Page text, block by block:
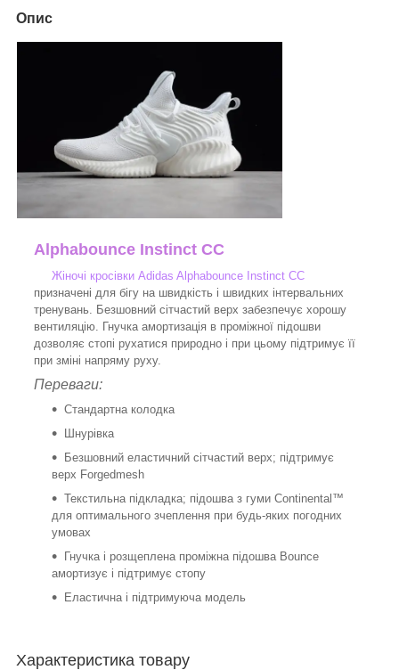
Опис
Alphabounce Instinct CC
Жіночі кросівки Adidas Alphabounce Instinct CC
призначені для бігу на швидкість і швидких інтервальних
тренувань. Безшовний сітчастий верх забезпечує хорошу
вентиляцію. Гнучка амортизація в проміжної підошви
дозволяє стопі рухатися природно і при цьому підтримує її
при зміні напряму руху.
Переваги:
Стандартна колодка
Шнурівка
Безшовний еластичний сітчастий верх; підтримує
верх Forgedmesh
Текстильна підкладка; підошва з гуми Continental™
для оптимального зчеплення при будь-яких погодних
умовах
Гнучка і розщеплена проміжна підошва Bounce
амортизує і підтримує стопу
Еластична і підтримуюча модель
Характеристика товару